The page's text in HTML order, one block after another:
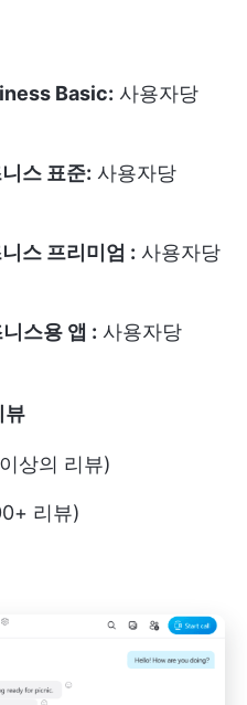
Basic: 사용자당
스 표준: 사용자당
스 프리미엄 : 사용자당
스용 앱 : 사용자당
뷰
상의 리뷰)
리뷰)